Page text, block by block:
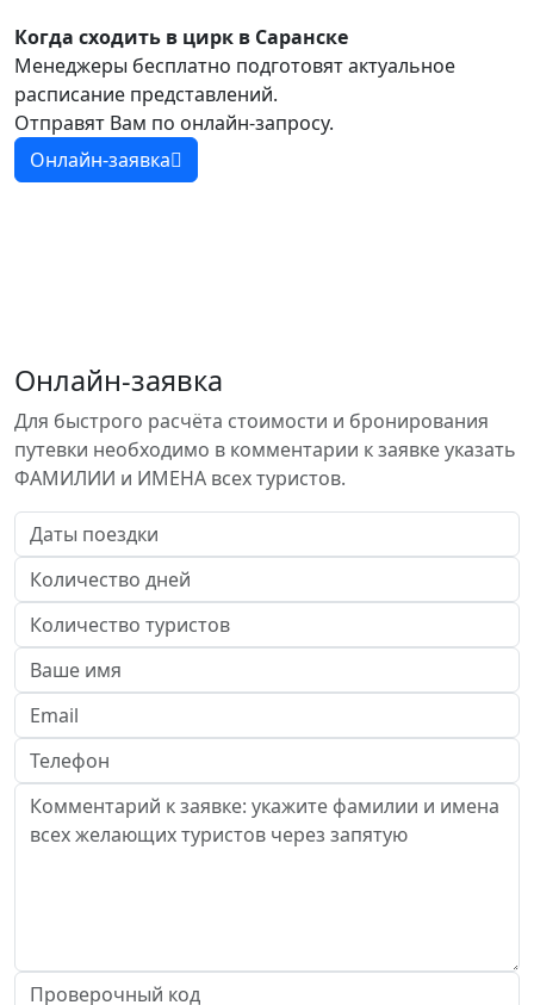
Когда сходить в цирк в Саранске
Менеджеры бесплатно подготовят актуальное
расписание представлений.
Отправят Вам по онлайн-запросу.
Онлайн-заявка
Онлайн-заявка
Для быстрого расчёта стоимости и бронирования
путевки необходимо в комментарии к заявке указать
ФАМИЛИИ и ИМЕНА всех туристов.